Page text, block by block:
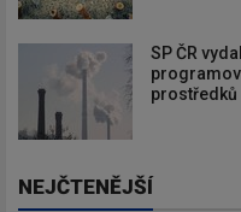
SP ČR
prostředků
NEJČTENĚJŠÍ